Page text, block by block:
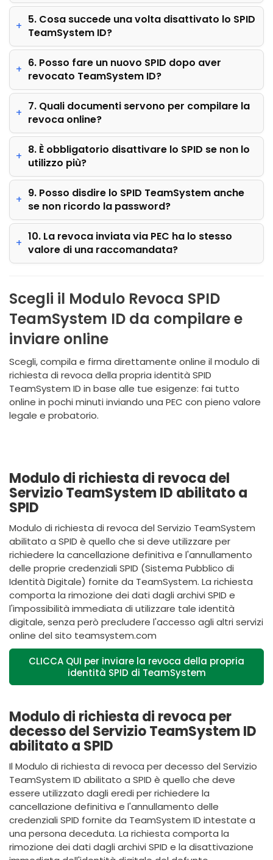
5. Cosa succede una volta disattivato lo SPID
TeamSystem ID?
6. Posso fare un nuovo SPID dopo aver
revocato TeamSystem ID?
7. Quali documenti servono per compilare la
revoca online?
8. È obbligatorio disattivare lo SPID se non lo
utilizzo più?
9. Posso disdire lo SPID TeamSystem anche
se non ricordo la password?
10. La revoca inviata via PEC ha lo stesso
valore di una raccomandata?
Scegli il Modulo Revoca SPID
TeamSystem ID da compilare e
inviare online
Scegli, compila e firma direttamente online il modulo di
richiesta di revoca della propria identità SPID
TeamSystem ID in base alle tue esigenze: fai tutto
online in pochi minuti inviando una PEC con pieno valore
legale e probatorio.
Modulo di richiesta di revoca del
Servizio TeamSystem ID abilitato a
SPID
Modulo di richiesta di revoca del Servizio TeamSystem
abilitato a SPID è quello che si deve utilizzare per
richiedere la cancellazione definitiva e l'annullamento
delle proprie credenziali SPID (Sistema Pubblico di
Identità Digitale) fornite da TeamSystem. La richiesta
comporta la rimozione dei dati dagli archivi SPID e
l'impossibilità immediata di utilizzare tale identità
digitale, senza però precludere l'accesso agli altri servizi
online del sito teamsystem.com
CLICCA QUI per inviare la revoca della propria
identità SPID di TeamSystem
Modulo di richiesta di revoca per
decesso del Servizio TeamSystem ID
abilitato a SPID
Il Modulo di richiesta di revoca per decesso del Servizio
TeamSystem ID abilitato a SPID è quello che deve
essere utilizzato dagli eredi per richiedere la
cancellazione definitiva e l'annullamento delle
credenziali SPID fornite da TeamSystem ID intestate a
una persona deceduta. La richiesta comporta la
rimozione dei dati dagli archivi SPID e la disattivazione